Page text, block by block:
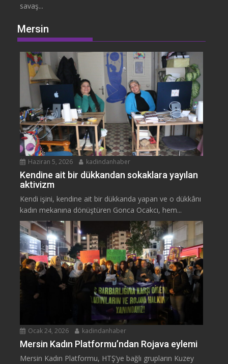
savaş...
Mersin
Haziran 5, 2026 kadindanhaber
Kendine ait bir dükkandan sokaklara yayılan
aktivizm
Kendi işini, kendine ait bir dükkanda yapan ve o dükkânı
kadın mekanına dönüştüren Gonca Ocakcı, hem...
Ocak 24, 2026 kadindanhaber
Mersin Kadın Platformu’ndan Rojava eylemi
Mersin Kadın Platformu, HTŞ’ye bağlı grupların Kuzey